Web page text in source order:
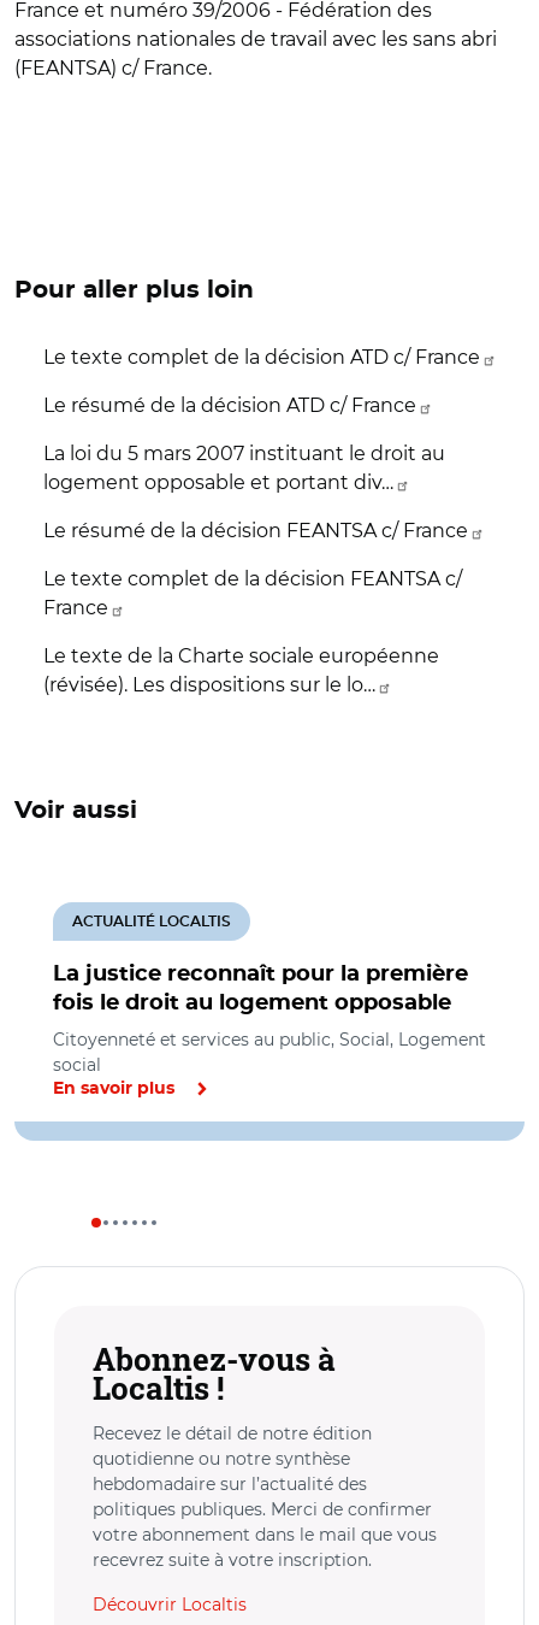
France et numéro 39/2006 - Fédération des
associations nationales de travail avec les sans abri
(FEANTSA) c/ France.
Pour aller plus loin
Le texte complet de la décision ATD c/ France
Le résumé de la décision ATD c/ France
La loi du 5 mars 2007 instituant le droit au
logement opposable et portant div…
Le résumé de la décision FEANTSA c/ France
Le texte complet de la décision FEANTSA c/
France
Le texte de la Charte sociale européenne
(révisée). Les dispositions sur le lo…
Voir aussi
La justice reconnaît pour la première
fois le droit au logement opposable
ACTUALITÉ LOCALTIS
Citoyenneté et services au public, Social, Logement
social
En savoir plus
Abonnez-vous à
Localtis !
Recevez le détail de notre édition
quotidienne ou notre synthèse
hebdomadaire sur l’actualité des
politiques publiques. Merci de confirmer
votre abonnement dans le mail que vous
recevrez suite à votre inscription.
Découvrir Localtis